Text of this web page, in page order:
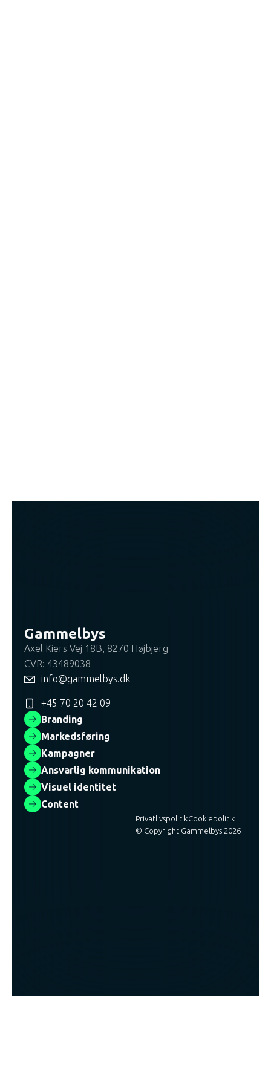
Gammelbys
Axel Kiers Vej 18B, 8270 Højbjerg
CVR: 43489038
info@gammelbys.dk
+45 70 20 42 09
Branding
Markedsføring
Kampagner
Ansvarlig kommunikation
Visuel identitet
Content
PrivatlivspolitikCookiepolitik
© Copyright Gammelbys 2026